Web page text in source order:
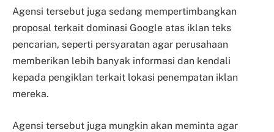
Agensi tersebut juga sedang mempertimbangkan
proposal terkait dominasi Google atas iklan teks
pencarian, seperti persyaratan agar perusahaan
memberikan lebih banyak informasi dan kendali
kepada pengiklan terkait lokasi penempatan iklan
mereka.
Agensi tersebut juga mungkin akan meminta agar